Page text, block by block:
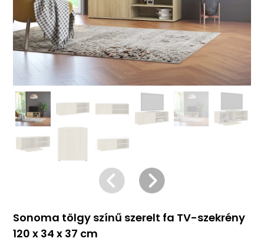
Sonoma tölgy színű szerelt fa TV-szekrény
120 x 34 x 37 cm